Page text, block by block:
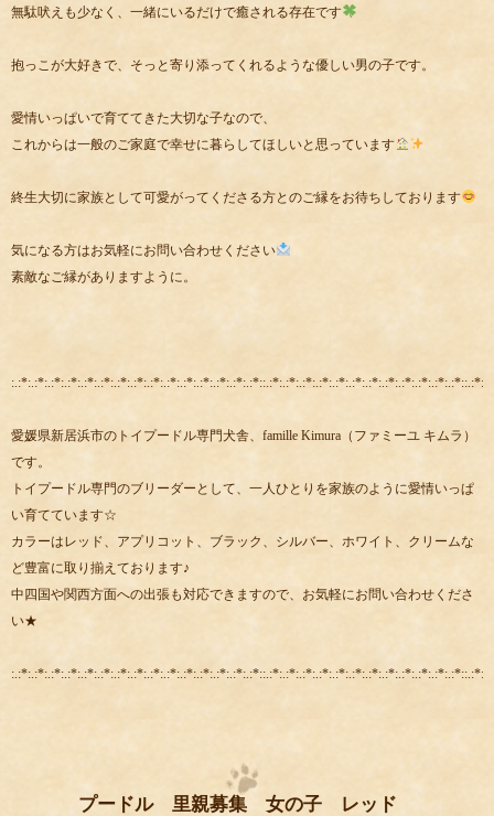
無駄吠えも少なく、一緒にいるだけで癒される存在です
抱っこが大好きで、そっと寄り添ってくれるような優しい男の子です。
愛情いっぱいで育ててきた大切な子なので、
これからは一般のご家庭で幸せに暮らしてほしいと思っています
終生大切に家族として可愛がってくださる方とのご縁をお待ちしております
気になる方はお気軽にお問い合わせください
素敵なご縁がありますように。
:.:*:.:*:.:*:.:*:.:*:.:*:.:*:.:*:.:*:.:*:.:*:.:*:.:*:.:*:.:*::.:*:.:*:.:*:.:*:.:*:.:*:.:*:.:*:.:*:.:*:.:*:.:*::.:*:.:
愛媛県新居浜市のトイプードル専門犬舎、famille Kimura（ファミーユ キムラ）
です。
トイプードル専門のブリーダーとして、一人ひとりを家族のように愛情いっぱ
い育てています☆
カラーはレッド、アプリコット、ブラック、シルバー、ホワイト、クリームな
ど豊富に取り揃えております♪
中四国や関西方面への出張も対応できますので、お気軽にお問い合わせくださ
い★
:.:*:.:*:.:*:.:*:.:*:.:*:.:*:.:*:.:*:.:*:.:*:.:*:.:*:.:*:.:*::.:*:.:*:.:*:.:*:.:*:.:*:.:*:.:*:.:*:.:*:.:*:.:*::.:*:.:
プードル 里親募集 女の子 レッド